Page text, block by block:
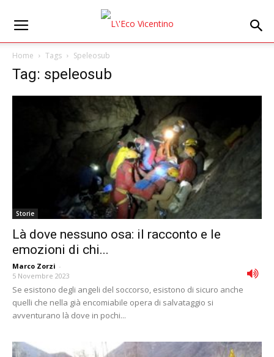
Home Tags Speleosub
Tag: speleosub
Storie
Là dove nessuno osa: il racconto e le
emozioni di chi...
Marco Zorzi -
5 Novembre 2023
Se esistono degli angeli del soccorso, esistono di sicuro anche
quelli che nella già encomiabile opera di salvataggio si
avventurano là dove in pochi...